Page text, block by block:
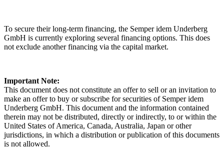
To secure their long-term financing, the Semper idem Underberg
GmbH is currently exploring several financing options. This does
not exclude another financing via the capital market.
Important Note:
This document does not constitute an offer to sell or an invitation to
make an offer to buy or subscribe for securities of Semper idem
Underberg GmbH. This document and the information contained
therein may not be distributed, directly or indirectly, to or within the
United States of America, Canada, Australia, Japan or other
jurisdictions, in which a distribution or publication of this documents
is not allowed.